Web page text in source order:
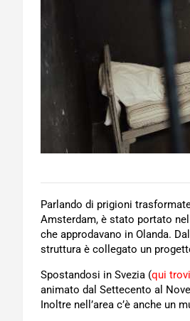
Parlando di prigioni
Amsterdam, è stato portato
che approdavano in Olanda.
struttura è collegato un
Spostandosi in Svezia (qui
animato dal Settecento al
Inoltre nell’area c’è anche un